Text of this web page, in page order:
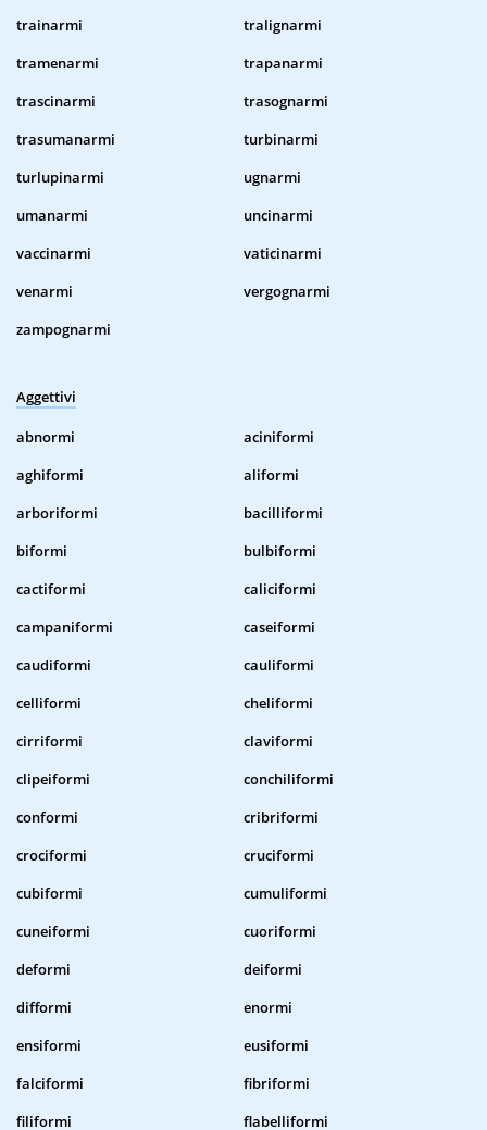
trainarmi
tralignarmi
tramenarmi
trapanarmi
trascinarmi
trasognarmi
trasumanarmi
turbinarmi
turlupinarmi
ugnarmi
umanarmi
uncinarmi
vaccinarmi
vaticinarmi
venarmi
vergognarmi
zampognarmi
Aggettivi
abnormi
aciniformi
aghiformi
aliformi
arboriformi
bacilliformi
biformi
bulbiformi
cactiformi
caliciformi
campaniformi
caseiformi
caudiformi
cauliformi
celliformi
cheliformi
cirriformi
claviformi
clipeiformi
conchiliformi
conformi
cribriformi
crociformi
cruciformi
cubiformi
cumuliformi
cuneiformi
cuoriformi
deformi
deiformi
difformi
enormi
ensiformi
eusiformi
falciformi
fibriformi
filiformi
flabelliformi